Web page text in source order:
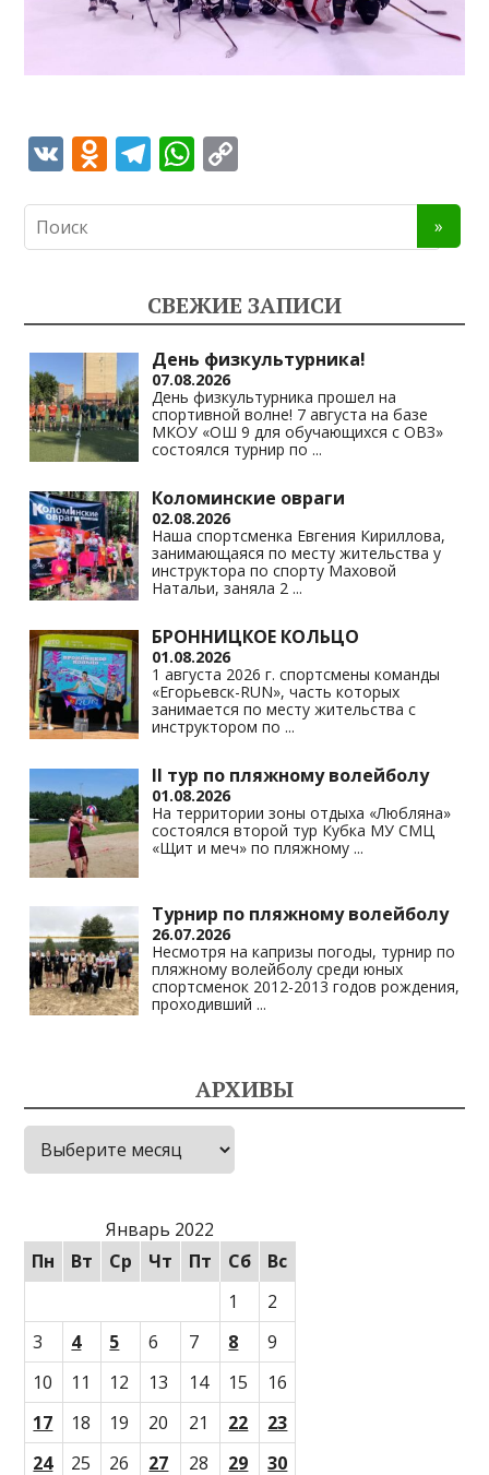
V O
o
as
s
ni
ki
T
gr
a
m
W
s
A
p
p
y
Li
n
k
СВЕЖИЕ ЗАПИСИ
День физкультурника!
07.08.2026
День физкультурника прошел на
спортивной волне! 7 августа на базе
МКОУ «ОШ 9 для обучающихся с ОВЗ»
состоялся турнир по ...
Коломинские овраги
02.08.2026
Наша спортсменка Евгения Кириллова,
занимающаяся по месту жительства у
инструктора по спорту Маховой
Натальи, заняла 2 ...
БРОННИЦКОЕ КОЛЬЦО
01.08.2026
1 августа 2026 г. спортсмены команды
«Егорьевск-RUN», часть которых
занимается по месту жительства с
инструктором по ...
II тур по пляжному волейболу
01.08.2026
На территории зоны отдыха «Любляна»
состоялся второй тур Кубка МУ СМЦ
«Щит и меч» по пляжному ...
Турнир по пляжному волейболу
26.07.2026
Несмотря на капризы погоды, турнир по
пляжному волейболу среди юных
спортсменок 2012-2013 годов рождения,
проходивший ...
АРХИВЫ
Архивы
Январь 2022
Пн
Вт Ср Чт Пт Сб
Вс
1
2
3
4 5 6 7 8
9
10
11 12 13 14 15
16
17
18 19 20 21 22
23
24
25 26 27 28 29 30